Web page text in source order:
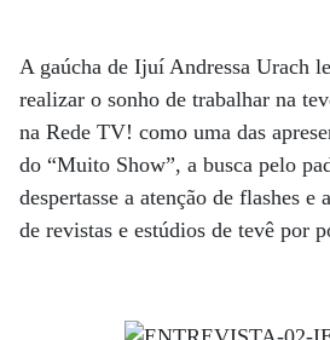
A gaúcha de Ijuí Andressa Urach
realizar o sonho de trabalhar na
na Rede TV! como uma das
do “Muito Show”, a busca pelo
despertasse a atenção de flashes e
de revistas e estúdios de tevê por